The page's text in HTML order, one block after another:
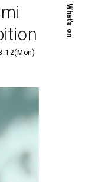
成・支援を目的
アートフェスティ
するオリジナルプ
What’s on